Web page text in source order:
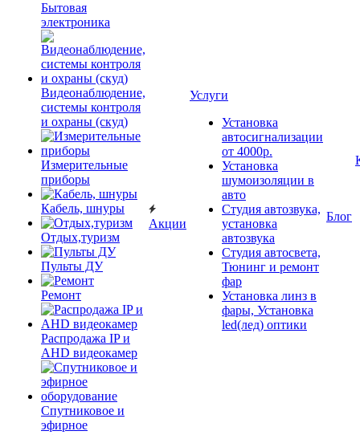
Бытовая
электроника
Видеонаблюдение,
системы контроля
и охраны (скуд)
Измерительные
приборы
Кабель, шнуры
Отдых,туризм
Пульты ДУ
Ремонт
Распродажа IP и
AHD видеокамер
Спутниковое и
эфирное
Акции
Услуги
Установка
автосигнализации
от 4000р.
Установка
шумоизоляции в
авто
Студия автозвука,
установка
автозвука
Студия автосвета,
Тюнинг и ремонт
фар
Установка линз в
фары, Установка
led(лед) оптики
Блог